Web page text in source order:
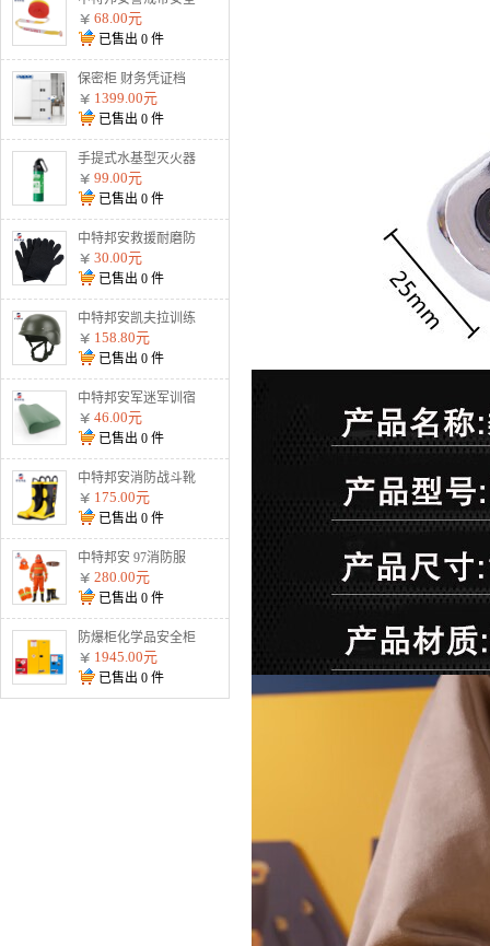
隔离警示线交通警示
带涤 盒装125米加厚
款警戒线
68.00元
已售出 0 件
保密柜 财务凭证档
案柜文件柜智能资料
柜 通双节暗斗 电子
密码款
1399.00元
已售出 0 件
手提式水基型灭火器
MSJ900 900ml水基
99.00元
已售出 0 件
中特邦安救援耐磨防
割手套战术防护钢丝
金属用品黑色2根钢
丝 加强防割手套
30.00元
已售出 0 件
中特邦安凯夫拉训练
盔战术防暴户外安全
头盔 900g标准训练
盔（不防弹）
158.80元
已售出 0 件
中特邦安军迷军训宿
舍整理内务用品 枕
头
46.00元
已售出 0 件
中特邦安消防战斗靴
防护水鞋耐高温防火
扑火抢险救援02式
02款消防靴
175.00元
已售出 0 件
中特邦安 97消防服
全套 防火服五件套
森林战斗防护服 97
消防服五件套纯棉阻
燃款
280.00元
已售出 0 件
防爆柜化学品安全柜
存放柜易燃易爆危化
品储存柜酒精双锁试
剂柜油漆防火防爆箱
45加仑黄色
1945.00元
已售出 0 件